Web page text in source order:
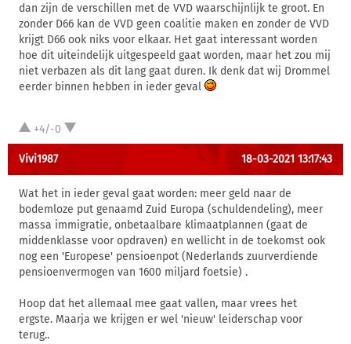
dan zijn de verschillen met de VVD waarschijnlijk te groot. En
zonder D66 kan de VVD geen coalitie maken en zonder de VVD
krijgt D66 ook niks voor elkaar. Het gaat interessant worden
hoe dit uiteindelijk uitgespeeld gaat worden, maar het zou mij
niet verbazen als dit lang gaat duren. Ik denk dat wij Drommel
eerder binnen hebben in ieder geval
+4/-0
Vivi1987 18-03-2021 13:17:43
Wat het in ieder geval gaat worden: meer geld naar de
bodemloze put genaamd Zuid Europa (schuldendeling), meer
massa immigratie, onbetaalbare klimaatplannen (gaat de
middenklasse voor opdraven) en wellicht in de toekomst ook
nog een 'Europese' pensioenpot (Nederlands zuurverdiende
pensioenvermogen van 1600 miljard foetsie) .
Hoop dat het allemaal mee gaat vallen, maar vrees het
ergste. Maarja we krijgen er wel 'nieuw' leiderschap voor
terug..